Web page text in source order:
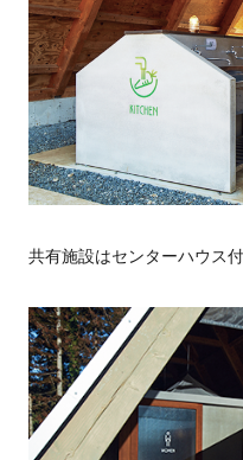
共有施設はセンターハウス